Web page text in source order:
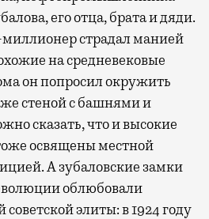
его отца, брата и дяди.
страдал манией
на средневековые
он попросил окружить
стеной с башнями и
сказать, что и высокие
освящены местной
А зубаловские замки
облюбовали
элиты: в 1924 году